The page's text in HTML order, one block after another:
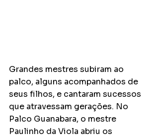
Grandes mestres subiram ao
palco, alguns acompanhados de
seus filhos, e cantaram sucessos
que atravessam gerações. No
Palco Guanabara, o mestre
Paulinho da Viola abriu os